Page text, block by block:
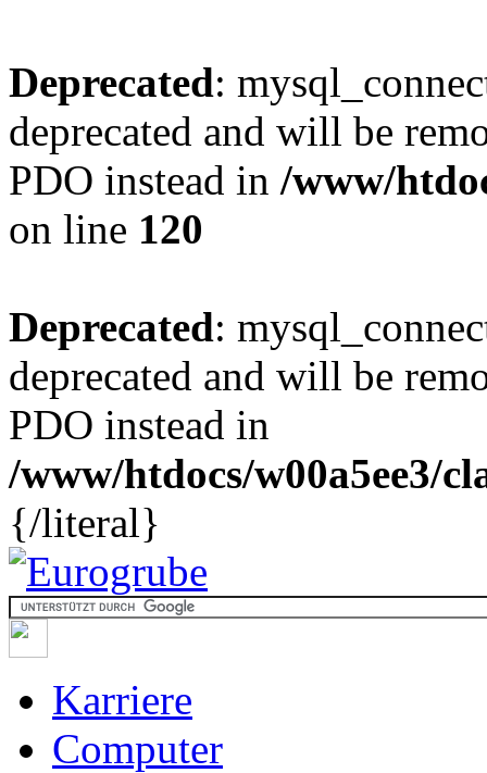
Deprecated:
deprecated and will be
PDO instead in /www/
on line 120
Deprecated:
deprecated and will be
PDO instead in
/www/htdocs/w00a5ee3/
{/literal}
Karriere
Computer